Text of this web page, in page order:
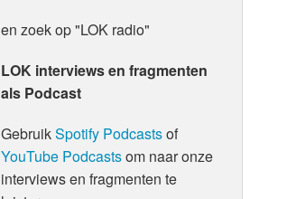
en zoek op "LOK radio"
LOK interviews en fragmenten
als Podcast
GebruikSpotify Podcastsof
YouTube Podcastsom naar onze
interviews en fragmenten te